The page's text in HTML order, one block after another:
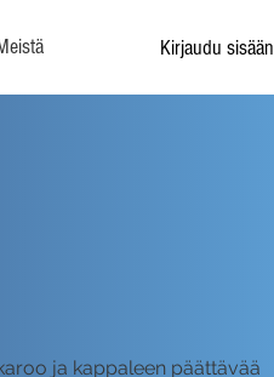
Kirjaudu sisään
ja kappaleen päättävää